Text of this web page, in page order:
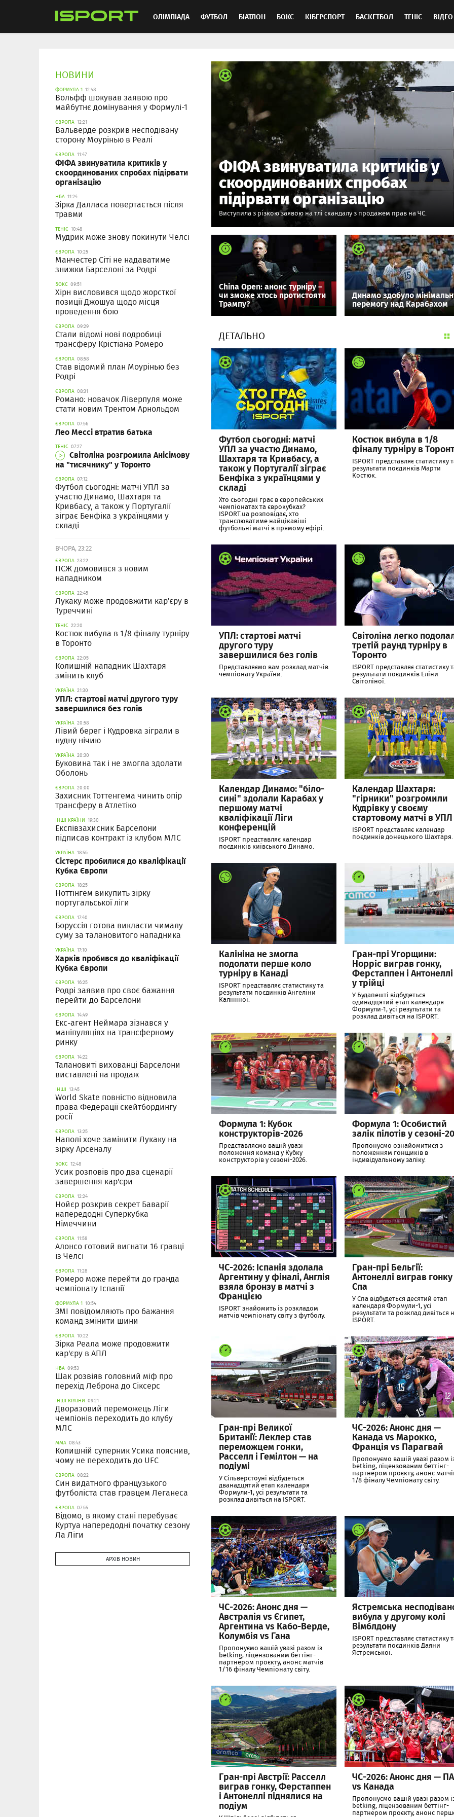
ОЛІМПІАДА ФУТБОЛ БІАТЛОН БОКС КІБЕРСПОРТ БАСКЕТБОЛ ТЕНІС ВІДЕО
НОВИНИ
ФОРМУЛА 1 12:48
Вольфф шокував заявою про
майбутнє домінування у Формулі-1
ЄВРОПА 12:21
Вальверде розкрив несподівану
сторону Моурінью в Реалі
ЄВРОПА 11:47
ФІФА звинуватила критиків у
скоординованих спробах підірвати
організацію
НБА 11:24
Зірка Далласа повертається після
травми
ТЕНІС 10:48
Мудрик може знову покинути Челсі
ЄВРОПА 10:25
Манчестер Сіті не надаватиме
знижки Барселоні за Родрі
БОКС 09:51
Хірн висловився щодо жорсткої
позиції Джошуа щодо місця
проведення бою
ЄВРОПА 09:29
Стали відомі нові подробиці
трансферу Крістіана Ромеро
ЄВРОПА 08:58
Став відомий план Моурінью без
Родрі
ЄВРОПА 08:31
Романо: новачок Ліверпуля може
стати новим Трентом Арнольдом
ЄВРОПА 07:56
Лео Мессі втратив батька
ТЕНІС 07:27
Світоліна розгромила Анісімову
на "тисячнику" у Торонто
ЄВРОПА 07:12
Футбол сьогодні: матчі УПЛ за
участю Динамо, Шахтаря та
Кривбасу, а також у Португалії
зіграє Бенфіка з українцями у
складі
ВЧОРА, 23:22
ЄВРОПА 23:22
ПСЖ домовився з новим
нападником
ЄВРОПА 22:45
Лукаку може продовжити кар'єру в
Туреччині
ТЕНІС 22:20
Костюк вибула в 1/8 фіналу турніру
в Торонто
ЄВРОПА 22:05
Колишній нападник Шахтаря
змінить клуб
УКРАЇНА 21:30
УПЛ: стартові матчі другого туру
завершилися без голів
УКРАЇНА 20:58
Лівий берег і Кудровка зіграли в
нудну нічию
УКРАЇНА 20:30
Буковина так і не змогла здолати
Оболонь
ЄВРОПА 20:00
Захисник Тоттенгема чинить опір
трансферу в Атлетіко
ІНШІ КРАЇНИ 19:30
Експівзахисник Барселони
підписав контракт із клубом МЛС
УКРАЇНА 18:55
Сістерс пробилися до кваліфікації
Кубка Європи
ЄВРОПА 18:25
Ноттінгем викупить зірку
португальської ліги
ЄВРОПА 17:40
Боруссія готова викласти чималу
суму за талановитого нападника
УКРАЇНА 17:10
Харків пробився до кваліфікації
Кубка Європи
ЄВРОПА 16:25
Родрі заявив про своє бажання
перейти до Барселони
ЄВРОПА 14:49
Екс-агент Неймара зізнався у
маніпуляціях на трансферному
ринку
ЄВРОПА 14:22
Талановиті вихованці Барселони
виставлені на продаж
ІНШІ 13:45
World Skate повністю відновила
права Федерації скейтбордингу
росії
ЄВРОПА 13:25
Наполі хоче замінити Лукаку на
зірку Арсеналу
БОКС 12:48
Усик розповів про два сценарії
завершення кар'єри
ЄВРОПА 12:24
Нойєр розкрив секрет Баварії
напередодні Суперкубка
Німеччини
ЄВРОПА 11:58
Алонсо готовий вигнати 16 гравці
із Челсі
ЄВРОПА 11:28
Ромеро може перейти до гранда
чемпіонату Іспанії
ФОРМУЛА 1 10:54
ЗМІ повідомляють про бажання
команд змінити шини
ЄВРОПА 10:22
Зірка Реала може продовжити
кар'єру в АПЛ
НБА 09:53
Шак розвіяв головний міф про
перехід Леброна до Сіксерс
ІНШІ КРАЇНИ 09:21
Дворазовий переможець Ліги
чемпіонів переходить до клубу
МЛС
ММА 08:43
Колишній суперник Усика пояснив,
чому не переходить до UFC
ЄВРОПА 08:22
Син видатного французького
футболіста став гравцем Леганеса
ЄВРОПА 07:55
Відомо, в якому стані перебуває
Куртуа напередодні початку сезону
Ла Ліги
АРХІВ НОВИН
ФІФА звинуватила критиків у
скоординованих спробах
підірвати організацію
Виступила з різкою заявою на тлі скандалу з продажем прав на ЧС.
China Open: анонс турніру –
чи зможе хтось протистояти
Трампу?
Динамо здобуло
перемогу над Карабахом
ДЕТАЛЬНО
Футбол сьогодні: матчі
УПЛ за участю Динамо,
Шахтаря та Кривбасу, а
також у Португалії зіграє
Бенфіка з українцями у
складі
Хто сьогодні грає в європейських
чемпіонатах та єврокубках?
ISPORT.ua розповідає, хто
транслюватиме найцікавіші
футбольні матчі в прямому ефірі.
Костюк вибула в 1/8
фіналу турніру в
ISPORT представляє статистику
результати поєдинків Марти
Костюк.
УПЛ: стартові матчі
другого туру
завершилися без голів
Представляємо вам розклад матчів
чемпіонату України.
Світоліна легко
третій раунд турніру в
Торонто
ISPORT представляє статистику
результати поєдинків Еліни
Світоліної.
Календар Динамо: "біло-
сині" здолали Карабах у
першому матчі
кваліфікації Ліги
конференцій
ISPORT представляє календар
поєдинків київського Динамо.
Календар Шахтаря:
"гірники" розгромили
Кудрівку у своєму
стартовому матчі в УПЛ
ISPORT представляє календар
поєдинків донецького Шахтаря.
Калініна не змогла
подолати перше коло
турніру в Канаді
ISPORT представляє статистику та
результати поєдинків Ангеліни
Калініної.
Гран-прі Угорщини:
Норріс виграв гонку,
Ферстаппен і
у трійці
У Будапешті відбудеться
одинадцятий етап календаря
Формули-1, усі результати та
розклад дивіться на ISPORT.
Формула 1: Кубок
конструкторів-2026
Представляємо вашій увазі
положення команд у Кубку
конструкторів у сезоні-2026.
Формула 1: Особистий
залік пілотів у сезоні-
Пропонуємо ознайомитися з
положенням гонщиків в
індивідуальному заліку.
ЧС-2026: Іспанія здолала
Аргентину у фіналі, Англія
взяла бронзу в матчі з
Францією
ISPORT знайомить із розкладом
матчів чемпіонату світу з футболу.
Гран-прі Бельгії:
Антонеллі виграв
Спа
У Спа відбудеться десятий етап
календаря Формули-1, усі
результати та розклад дивіться
ISPORT.
Гран-прі Великої
Британії: Леклер став
переможцем гонки,
Расселл і Гемілтон — на
подіумі
У Сільверстоуні відбудеться
дванадцятий етап календаря
Формули-1, усі результати та
розклад дивіться на ISPORT.
ЧС-2026: Анонс дня —
Канада vs Марокко,
Франція vs Парагвай
Пропонуємо вашій увазі разом
betking, ліцензованим беттінг-
партнером проєкту, анонс
1/8 фіналу Чемпіонату світу.
ЧС-2026: Анонс дня —
Австралія vs Єгипет,
Аргентина vs Кабо-Верде,
Колумбія vs Гана
Пропонуємо вашій увазі разом із
betking, ліцензованим беттінг-
партнером проєкту, анонс матчів
1/16 фіналу Чемпіонату світу.
Ястремська
вибула у другому колі
Вімблдону
ISPORT представляє статистику
результати поєдинків Даяни
Ястремської.
Гран-прі Австрії: Расселл
виграв гонку, Ферстаппен
і Антонеллі піднялися на
подіум
ЧС-2026: Анонс дня —
vs Канада
Пропонуємо вашій увазі разом
betking, ліцензованим беттінг-
партнером проєкту, анонс